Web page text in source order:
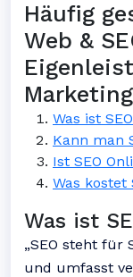
Häufig
Web &
Was ist
Kann man
Ist SEO
Was kostet
Was ist
„SEO steht für
und umfasst